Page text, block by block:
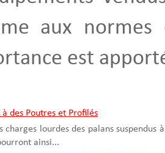
aux
est
à des Poutres et Profilés
lourdes des palans suspendus
ainsi...